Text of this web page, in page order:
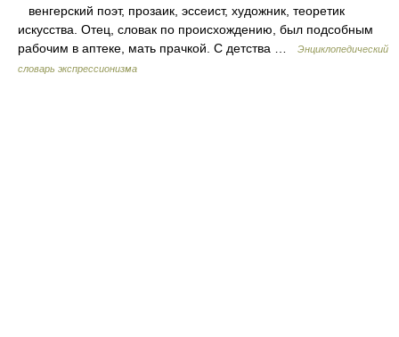
венгерский поэт, прозаик, эссеист, художник, теоретик
искусства. Отец, словак по происхождению, был подсобным
рабочим в аптеке, мать прачкой. С детства …
Энциклопедический
словарь экспрессионизма